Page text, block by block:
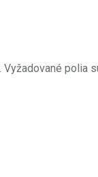
Vyžadované polia